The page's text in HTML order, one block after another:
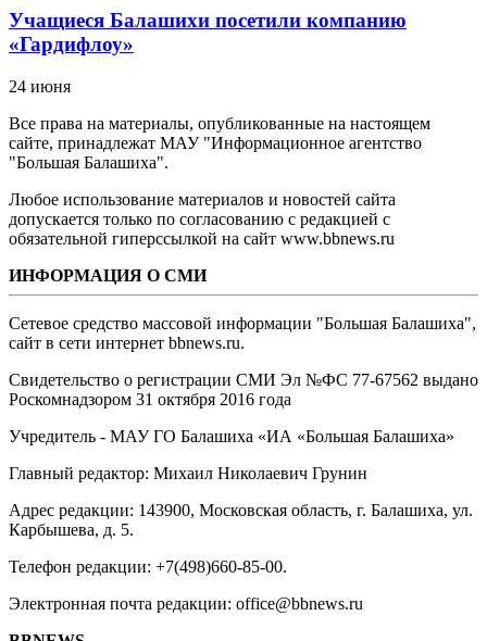
Учащиеся Балашихи посетили компанию
«Гардифлоу»
24 июня
Все права на материалы, опубликованные на настоящем
сайте, принадлежат МАУ "Информационное агентство
"Большая Балашиха".
Любое использование материалов и новостей сайта
допускается только по согласованию с редакцией с
обязательной гиперссылкой на сайт www.bbnews.ru
ИНФОРМАЦИЯ О СМИ
Сетевое средство массовой информации "Большая Балашиха",
сайт в сети интернет bbnews.ru.
Свидетельство о регистрации СМИ Эл №ФС ‎77-67562 выдано
Роскомнадзором 31 октября 2016 года
Учредитель - МАУ ГО Балашиха «ИА «Большая Балашиха»
Главный редактор: Михаил Николаевич Грунин
Адрес редакции: 143900, Московская область, г. Балашиха, ул.
Карбышева, д. 5.
Телефон редакции: +7(498)660-85-00.
Электронная почта редакции: office@bbnews.ru